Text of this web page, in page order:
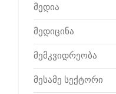
მედია
მედიცინა
მემკვიდრეობა
მესამე სექტორი